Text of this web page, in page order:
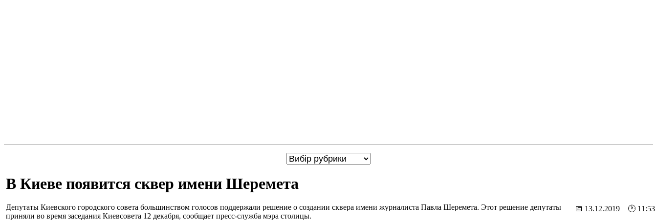
В Киеве появится сквер имени Шеремета
📅 13.12.2019 🕐 11:53
Депутаты Киевского городского совета большинством голосов поддержали решение о создании сквера имени журналиста Павла Шеремета. Этот решение депутаты
приняли во время заседания Киевсовета 12 декабря, сообщает пресс-служба мэра столицы.